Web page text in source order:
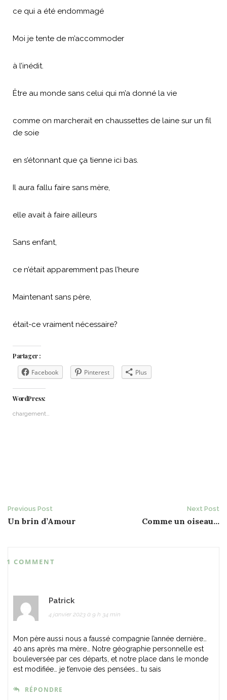
ce qui a été endommagé
Moi je tente de m’accommoder
à l’inédit.
Être au monde sans celui qui m’a donné la vie
comme on marcherait en chaussettes de laine sur un fil
de soie
en s’étonnant que ça tienne ici bas.
Il aura fallu faire sans mère,
elle avait à faire ailleurs
Sans enfant,
ce n’était apparemment pas l’heure
Maintenant sans père,
était-ce vraiment nécessaire?
Partager :
Facebook Pinterest Plus
WordPress:
chargement…
Post
Previous Post
Un brin d’Amour
Next Post
Comme un oiseau…
1 COMMENT
Patrick
4 janvier 2023 à 9 h 34 min
Mon père aussi nous a faussé compagnie l’année dernière…
40 ans après ma mère… Notre géographie personnelle est
bouleversée par ces départs, et notre place dans le monde
est modifiée… je t’envoie des pensées… tu sais
RÉPONDRE